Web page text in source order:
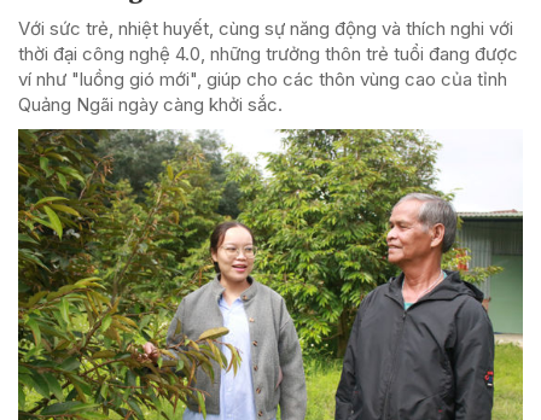
Với sức trẻ, nhiệt huyết, cùng sự năng động và thích nghi với
thời đại công nghệ 4.0, những trưởng thôn trẻ tuổi đang được
ví như "luồng gió mới", giúp cho các thôn vùng cao của tỉnh
Quảng Ngãi ngày càng khởi sắc.